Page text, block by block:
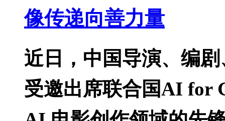
像传递向善力量
近日，中国导演、编
受邀出席联合国AI for